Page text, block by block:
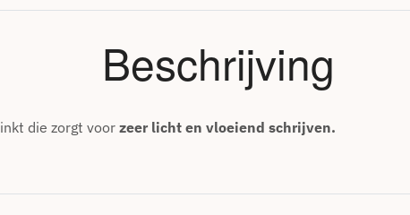
Beschrijving
inkt die zorgt voor zeer licht en vloeiend schrijven.